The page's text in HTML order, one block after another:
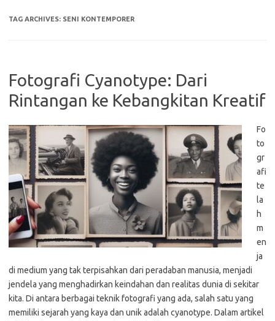
TAG ARCHIVES: SENI KONTEMPORER
Fotografi Cyanotype: Dari
Rintangan ke Kebangkitan Kreatif
Fo
to
gr
afi
te
la
h
m
en
ja
di medium yang tak terpisahkan dari peradaban manusia, menjadi
jendela yang menghadirkan keindahan dan realitas dunia di sekitar
kita. Di antara berbagai teknik fotografi yang ada, salah satu yang
memiliki sejarah yang kaya dan unik adalah cyanotype. Dalam artikel